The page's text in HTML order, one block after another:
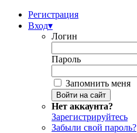
Регистрация
Вход▾
Логин
Пароль
Запомнить меня
Нет аккаунта?
Зарегистрируйтесь
Забыли свой пароль?